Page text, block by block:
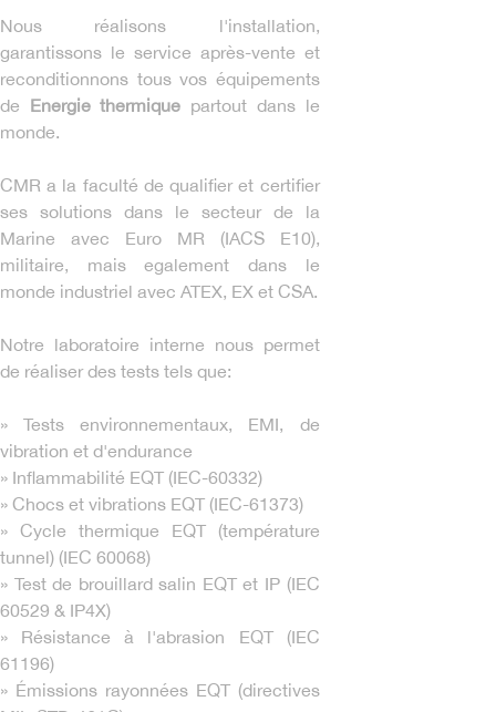
Nous réalisons l'installation,
garantissons le service après-vente et
reconditionnons tous vos équipements
de Energie thermique partout dans le
monde.
CMR a la faculté de qualifier et certifier
ses solutions dans le secteur de la
Marine avec Euro MR (IACS E10),
militaire, mais egalement dans le
monde industriel avec ATEX, EX et CSA.
Notre laboratoire interne nous permet
de réaliser des tests tels que:
» Tests environnementaux, EMI, de
vibration et d'endurance
» Inflammabilité EQT (IEC-60332)
» Chocs et vibrations EQT (IEC-61373)
» Cycle thermique EQT (température
tunnel) (IEC 60068)
» Test de brouillard salin EQT et IP (IEC
60529 & IP4X)
» Résistance à l'abrasion EQT (IEC
61196)
» Émissions rayonnées EQT (directives